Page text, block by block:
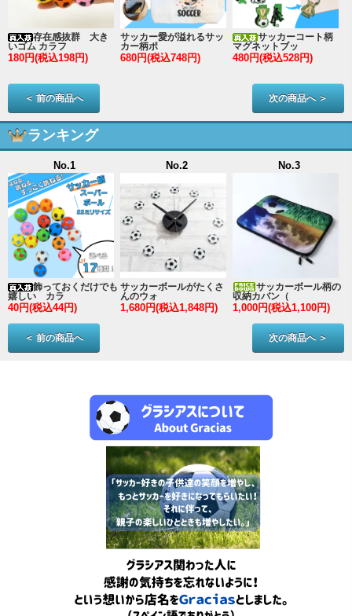
存在感抜群 大き
いゴム カラフ
180円(税込198円)
サッカー愛が溢れるサッ
カー柄ポ
680円(税込748円)
サッカーコート柄
マグネットブッ
480円(税込528円)
＜ 前の商品へ 次の商品へ ＞
ランキング
No.1
飾っておくだけでも
嬉しい カラ
40円(税込44円)
No.2
サッカーボールがたくさ
んのウォ
1,680円(税込1,848円)
No.3
サッカーボール柄の
収納カバン（
1,000円(税込1,100円)
＜ 前の商品へ 次の商品へ ＞